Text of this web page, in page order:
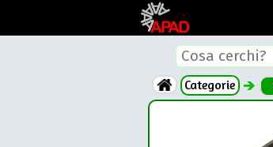
Categorie